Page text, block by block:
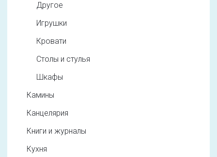
Другое
Игрушки
Кровати
Столы и стулья
Шкафы
Камины
Канцелярия
Книги и журналы
Кухня